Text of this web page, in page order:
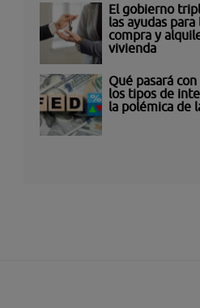
El gobierno
las ayudas para
compra y
vivienda
Qué pasará con
los tipos de
la polémica de